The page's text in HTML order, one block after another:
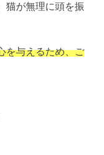
猫が無理に頭を振
を与えるため、ご